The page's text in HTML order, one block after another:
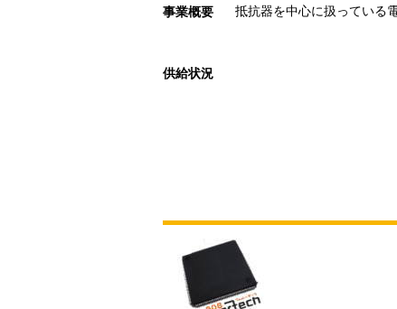
事業概要
抵抗器を中心に扱っている
供給状況